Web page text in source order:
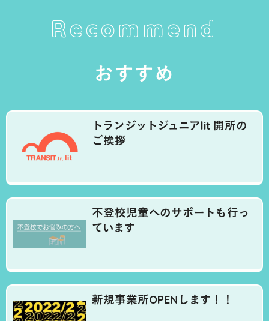
Recommend
おすすめ
トランジットジュニアlit 開所の
ご挨拶
不登校児童へのサポートも行っ
ています
新規事業所OPENします！！